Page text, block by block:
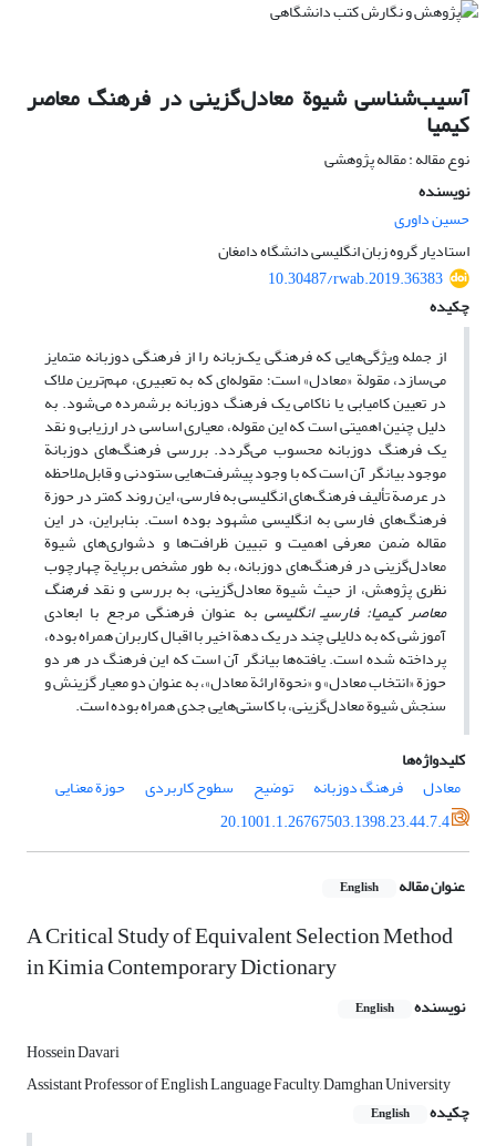
آسیب‌‌شناسی شیوة معادل‌‌گزینی در فرهنگ معاصر
کیمیا
نوع مقاله : مقاله پژوهشی
نویسنده
حسین داوری
استادیار گروه زبان انگلیسی دانشگاه دامغان
10.30487/rwab.2019.36383
چکیده
از جمله ویژگی‌‌هایی که فرهنگی یک‌‌زبانه را از فرهنگی دوزبانه متمایز
می‌‌‌‌سازد، مقولة «معادل» است؛ مقوله‌‌ای که به تعبیری، مهم‌ترین ملاک
در تعیین کامیابی یا ناکامی یک فرهنگ دوزبانه برشمرده میشود. به
دلیل چنین اهمیتی است که این مقوله، معیاری اساسی در ارزیابی و نقد
یک فرهنگ دوزبانه محسوب می‌‌گردد. بررسی فرهنگ‌های دوزبانة
موجود بیانگر آن است که با وجود پیشرفت‌‌هایی ستودنی و قابل‌‌ملاحظه
در عرصة تألیف فرهنگ‌‌های انگلیسی به فارسی، این روند کمتر در حوزة
فرهنگ‌‌های فارسی به انگلیسی مشهود بوده است. بنابراین، در این
مقاله ضمن معرفی اهمیت و تبیین ظرافت‌‌ها و دشواری‌‌های شیوة
معادل‌‌گزینی در فرهنگ‌‌های دوزبانه، به‌‌ طور مشخص برپایة چهارچوب
نظری پژوهش، از حیث شیوة معادل‌‌گزینی، به بررسی و نقدفرهنگ
معاصر کیمیا: فارسیـ انگلیسیبه ‌‌عنوان فرهنگی مرجع با ابعادی
آموزشی که به دلایلی چند در یک دهة اخیر با اقبال کاربران همراه بوده،
پرداخته شده است. یافته‌‌ها بیانگر آن است که این فرهنگ در هر دو
حوزة «انتخاب معادل» و «نحوة ارائة معادل»، به ‌‌عنوان دو معیار گزینش و
سنجش شیوة معادل‌‌گزینی، با کاستی‌‌هایی جدی همراه بوده است.
کلیدواژه‌ها
معادل
فرهنگ دوزبانه توضیح سطوح کاربردی
حوزة معنایی
20.1001.1.26767503.1398.23.44.7.4
عنوان مقاله English
A Critical Study of Equivalent Selection Method
in Kimia Contemporary Dictionary
نویسنده English
Hossei‎n Davari
Assistant Professor of English Language Faculty, Damghan University
چکیده
English